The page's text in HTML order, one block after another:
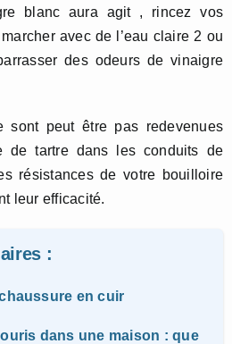
blanc aura agit , rincez vos
avec de l’eau claire 2 ou
des odeurs de vinaigre
sont peut être pas redevenues
de tartre dans les conduits de
résistances de votre bouilloire
leur efficacité.
:
en cuir
dans une maison : que